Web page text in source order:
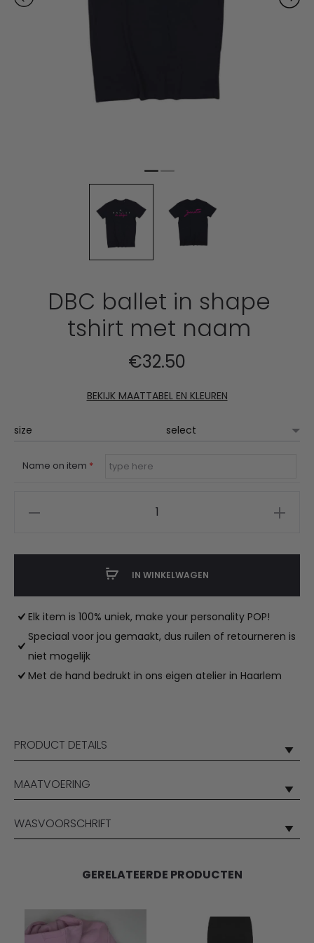
DBC ballet in shape
tshirt met naam
€32.50
Elk item is 100% uniek, make your personality POP!
Speciaal voor jou gemaakt, dus ruilen of retourneren is
niet mogelijk
Met de hand bedrukt in ons eigen atelier in Haarlem
BEKIJK MAATTABEL EN KLEUREN
size
Name on item *
naam
aantal
IN WINKELWAGEN
PRODUCT DETAILS
MAATVOERING
WASVOORSCHRIFT
GERELATEERDE PRODUCTEN